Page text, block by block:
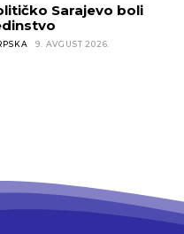
Sarajevo boli
9. AVGUST 2026.